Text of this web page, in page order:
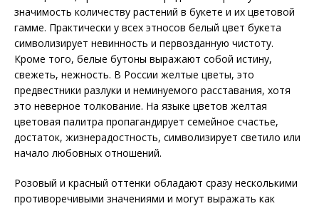
значимость количеству растений в букете и их цветовой
гамме. Практически у всех этносов белый цвет букета
символизирует невинность и первозданную чистоту.
Кроме того, белые бутоны выражают собой истину,
свежеть, нежность. В России желтые цветы, это
предвестники разлуки и неминуемого расставания, хотя
это неверное толкование. На языке цветов желтая
цветовая палитра пропагандирует семейное счастье,
достаток, жизнерадостность, символизирует светило или
начало любовных отношений.
Розовый и красный оттенки обладают сразу несколькими
противоречивыми значениями и могут выражать как